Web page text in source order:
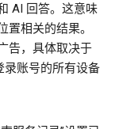
AI 回答。这意味
相关的结果。
告，具体取决于
录账号的所有设备